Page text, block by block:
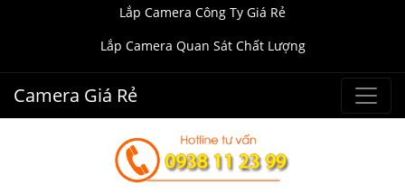
Lắp Camera Công Ty Giá Rẻ
Lắp Camera Quan Sát Chất Lượng
Camera Giá Rẻ